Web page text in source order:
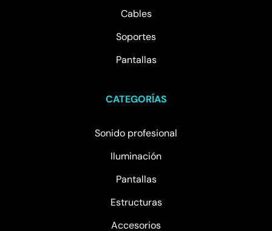
Cables
Soportes
Pantallas
CATEGORÍAS
Sonido profesional
Iluminación
Pantallas
Estructuras
Accesorios